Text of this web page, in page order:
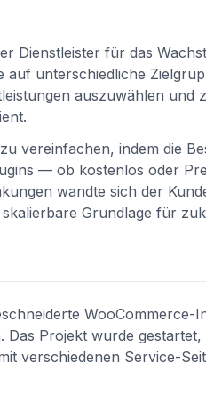
Dienstleister für das
auf unterschiedliche
auszuwählen
vereinfachen, indem die
— ob kostenlos oder
wandte sich der
Grundlage für
Das Projekt wurde
verschiedenen Service-